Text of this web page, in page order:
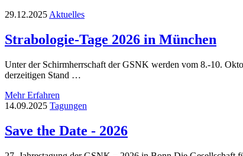
29.12.2025 Aktuelles
Strabologie-Tage 2026 in München
Unter der Schirmherrschaft der GSNK werden vom 8.-10.
derzeitigen Stand …
Mehr Erfahren
14.09.2025 Tagungen
Save the Date - 2026